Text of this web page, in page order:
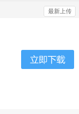
最新上传